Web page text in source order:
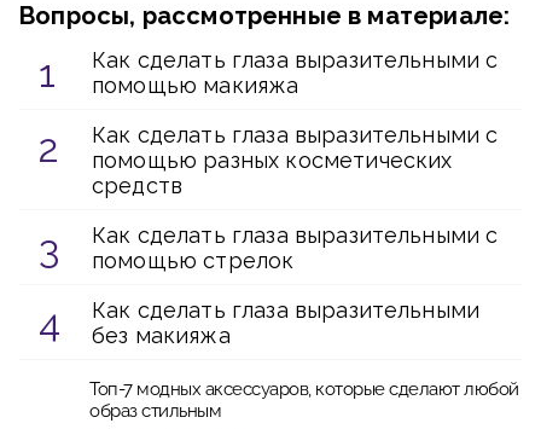
Вопросы, рассмотренные в материале:
Как сделать глаза выразительными с
помощью макияжа
Как сделать глаза выразительными с
помощью разных косметических
средств
Как сделать глаза выразительными с
помощью стрелок
Как сделать глаза выразительными
без макияжа
Топ-7 модных аксессуаров, которые сделают любой
образ стильным